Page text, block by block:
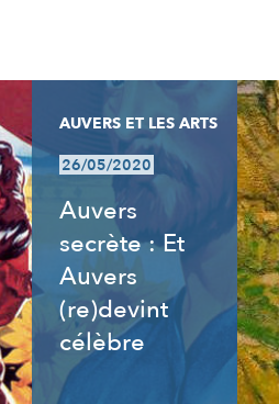
AUVERS ET LES ARTS
26/05/2020
Auvers
secrète : Et
Auvers
(re)devint
célèbre